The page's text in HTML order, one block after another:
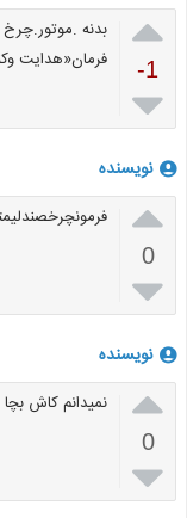

-1

بدنه
فرمان«هدایت
نویسنده

0

نویسنده

0

نمیدانم کاش